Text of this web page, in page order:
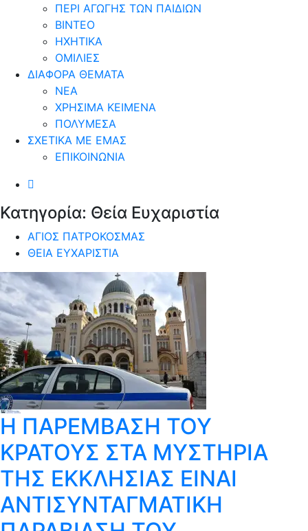
ΠΕΡΙ ΑΓΩΓΗΣ ΤΩΝ ΠΑΙΔΙΩΝ
ΒΙΝΤΕΟ
ΗΧΗΤΙΚΑ
ΟΜΙΛΙΕΣ
ΔΙΑΦΟΡΑ ΘΕΜΑΤΑ
ΝΕΑ
ΧΡΗΣΙΜΑ ΚΕΙΜΕΝΑ
ΠΟΛΥΜΕΣΑ
ΣΧΕΤΙΚΑ ΜΕ ΕΜΑΣ
ΕΠΙΚΟΙΝΩΝΙΑ
Κατηγορία: Θεία Ευχαριστία
ΆΓΙΟΣ ΠΑΤΡΟΚΟΣΜΆΣ
ΘΕΊΑ ΕΥΧΑΡΙΣΤΊΑ
Η ΠΑΡΕΜΒΑΣΗ ΤΟΥ
ΚΡΑΤΟΥΣ ΣΤΑ ΜΥΣΤΗΡΙΑ
ΤΗΣ ΕΚΚΛΗΣΙΑΣ ΕΙΝΑΙ
ΑΝΤΙΣΥΝΤΑΓΜΑΤΙΚΗ